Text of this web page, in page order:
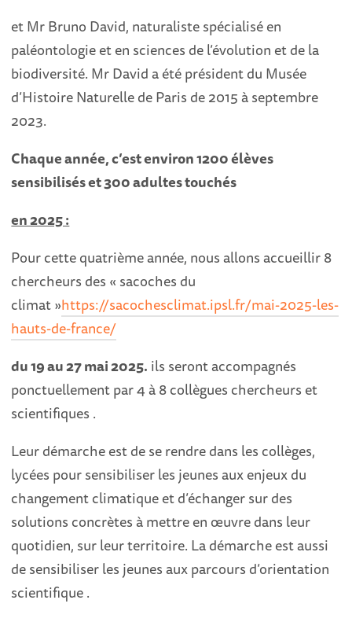
et Mr Bruno David, naturaliste spécialisé en
paléontologie et en sciences de l’évolution et de la
biodiversité. Mr David a été président du Musée
d’Histoire Naturelle de Paris de 2015 à septembre
2023.
Chaque année, c’est environ 1200 élèves
sensibilisés et 300 adultes touchés
en 2025 :
Pour cette quatrième année, nous allons accueillir 8
chercheurs des « sacoches du
climat »https://sacochesclimat.ipsl.fr/mai-2025-les-
hauts-de-france/
du 19 au 27mai 2025. ils seront accompagnés
ponctuellement par 4 à 8 collègues chercheurs et
scientifiques .
Leur démarche est de se rendre dans les collèges,
lycées pour sensibiliser les jeunes aux enjeux du
changement climatique et d’échanger sur des
solutions concrètes à mettre en œuvre dans leur
quotidien, sur leur territoire. La démarche est aussi
de sensibiliser les jeunes aux parcours d’orientation
scientifique .